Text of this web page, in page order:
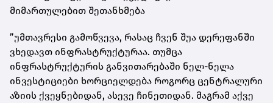
მიმართულებით შეთანხმება
”უმთავრესი გამოწვევა, რასაც ჩვენ შუა დერეფანში
ვხედავთ ინფრასტრუქტურაა. თუმცა
ინფრასტრუქტურის განვითარებაში ნელ-ნელა
ინვესტიციები ხორციელდება როგორც ცენტრალური
აზიის ქვეყნებიდან, ასევე ჩინეთიდან. მაგრამ აქვე